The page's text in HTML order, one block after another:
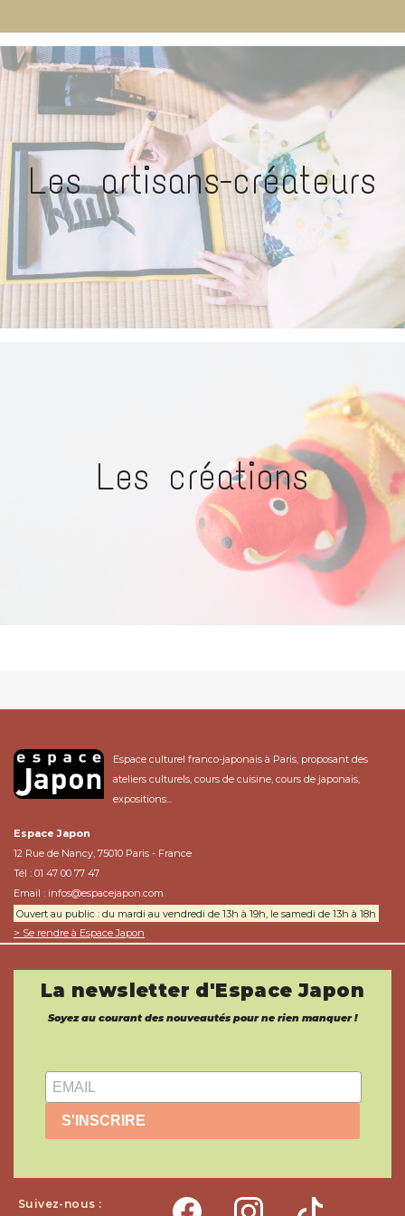
Les artisans-créateurs
Les créations
Espace culturel franco-japonais à Paris, proposant des
ateliers culturels, cours de cuisine, cours de japonais,
expositions...
Espace Japon
12 Rue de Nancy, 75010 Paris - France
Tél : 01 47 00 77 47
Email : infos@espacejapon.com
Ouvert au public : du mardi au vendredi de 13h à 19h, le samedi de 13h à 18h
> Se rendre à Espace Japon
La newsletter d'Espace Japon
Soyez au courant des nouveautés pour ne rien manquer !
S'INSCRIRE
Suivez-nous :